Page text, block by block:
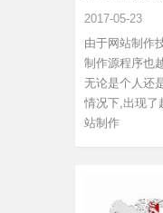
2017-05-23
由于网站制作
制作源程序也
无论是个人还
情况下,出现了
站制作